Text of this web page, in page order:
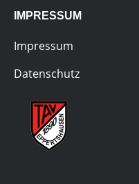
IMPRESSUM
Impressum
Datenschutz